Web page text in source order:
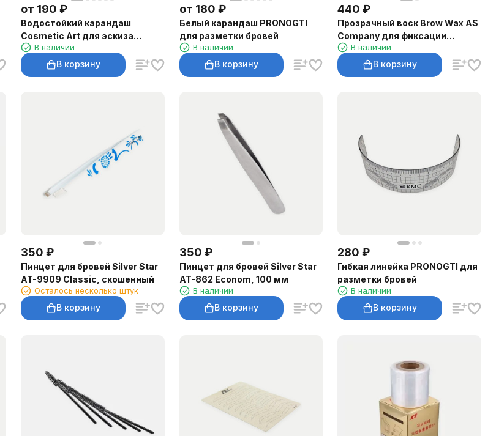
от 190 ₽
Водостойкий карандаш
Cosmetic Art для эскиза
татуажа
В наличии
В корзину
от 180 ₽
Белый карандаш PRONOGTI
для разметки бровей
В наличии
В корзину
440 ₽
Прозрачный воск Brow Wax AS
Company для фиксации
бровей, 10 г
В наличии
В корзину
350 ₽
Пинцет для бровей Silver Star
AT-9909 Classic, скошенный
Осталось несколько штук
В корзину
350 ₽
Пинцет для бровей Silver Star
AT-862 Econom, 100 мм
В наличии
В корзину
280 ₽
Гибкая линейка PRONOGTI для
разметки бровей
В наличии
В корзину